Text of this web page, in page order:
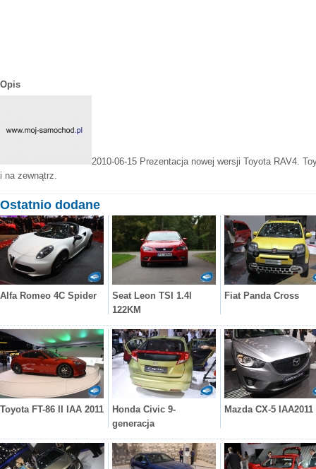
Opis
2010-06-15 Prezentacja nowej wersji Toyota RAV4.
i na zewnątrz.
Ostatnio dodane
Alfa Romeo 4C Spider
Seat Leon TSI 1.4l
122KM
Fiat Panda Cross
Toyota FT-86 II IAA 2011
Honda Civic 9-
generacja
Mazda CX-5 IAA2011